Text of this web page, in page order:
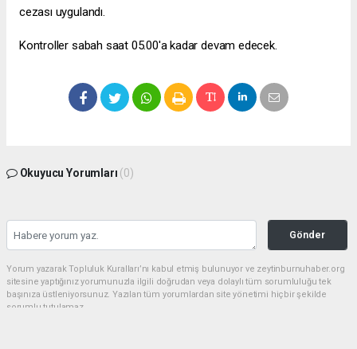
cezası uygulandı.
Kontroller sabah saat 05.00'a kadar devam edecek.
Okuyucu Yorumları (0)
Gönder
Yorum yazarak Topluluk Kuralları’nı kabul etmiş bulunuyor ve zeytinburnuhaber.org
sitesine yaptığınız yorumunuzla ilgili doğrudan veya dolaylı tüm sorumluluğu tek
başınıza üstleniyorsunuz. Yazılan tüm yorumlardan site yönetimi hiçbir şekilde
sorumlu tutulamaz.